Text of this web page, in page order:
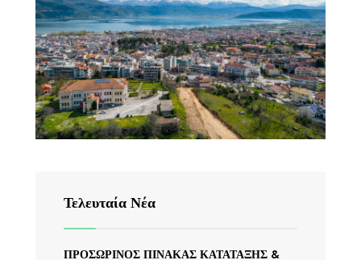
Τελευταία Νέα
ΠΡΟΣΩΡΙΝΟΣ ΠΙΝΑΚΑΣ ΚΑΤΑΤΑΞΗΣ &